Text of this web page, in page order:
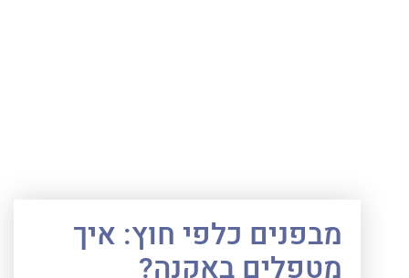
מבפנים כלפי חוץ: איך
מטפלים באקנה?